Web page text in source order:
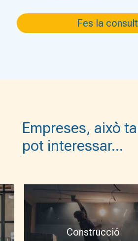
Empreses, això
pot interessar…
Construcció